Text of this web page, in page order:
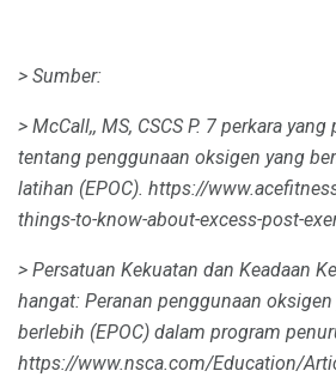
> Sumber:
> McCall,, MS, CSCS P. 7 perkara
tentang penggunaan oksigen yang
latihan (EPOC). https://
things-to-know-about-excess-post-
> Persatuan Kekuatan dan Keadaan
hangat: Peranan penggunaan
berlebih (EPOC) dalam program
https://www.nsca.com/Education/